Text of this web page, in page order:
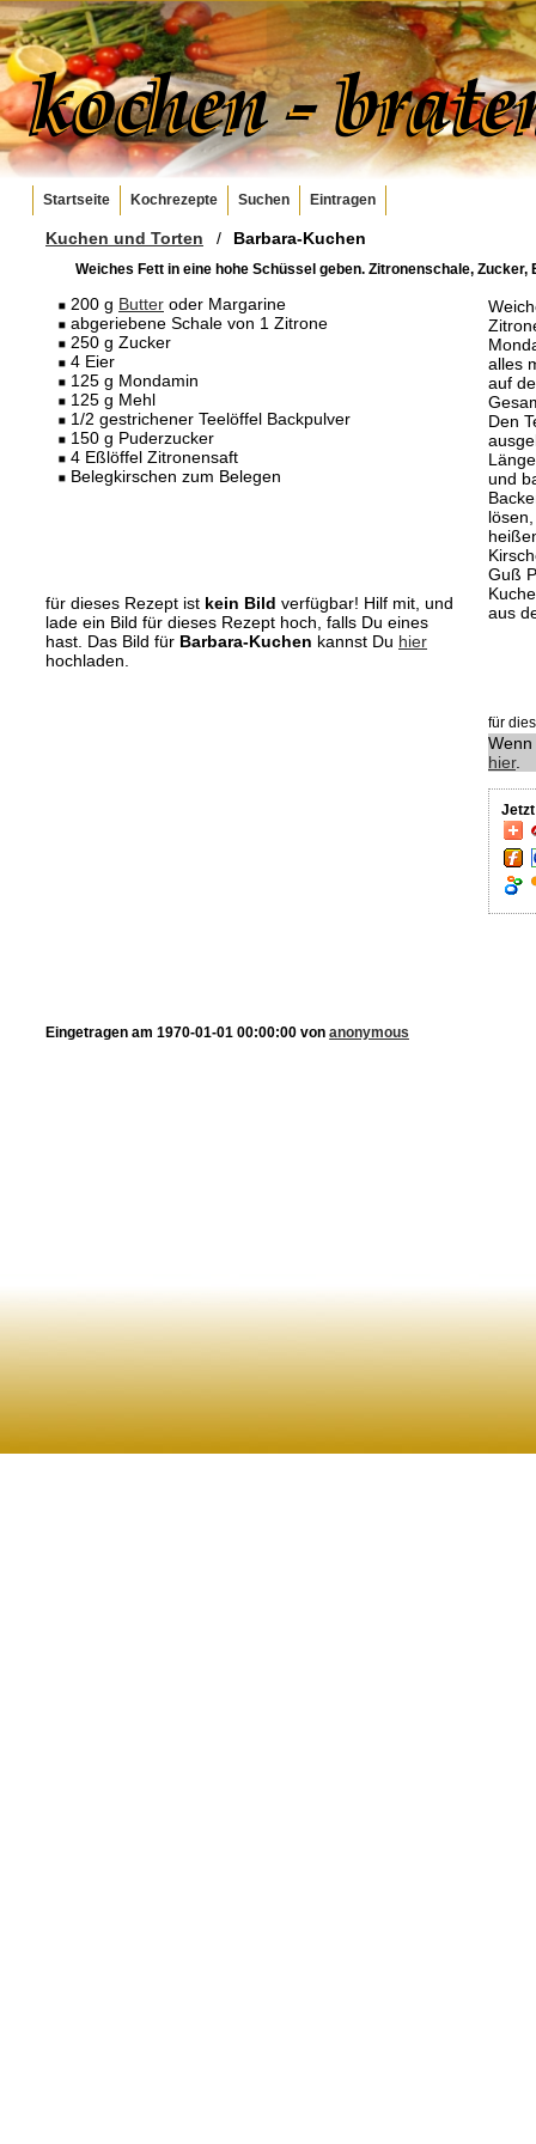
Startseite Kochrezepte Suchen Eintragen
Kuchen und Torten / Barbara-Kuchen
Weiches Fett in eine hohe Schüssel geben. Zitronenschale,
200 g Butter oder Margarine
abgeriebene Schale von 1 Zitrone
250 g Zucker
4 Eier
125 g Mondamin
125 g Mehl
1/2 gestrichener Teelöffel Backpulver
150 g Puderzucker
4 Eßlöffel Zitronensaft
Belegkirschen zum Belegen
für dieses Rezept ist kein Bild verfügbar! Hilf mit, und
lade ein Bild für dieses Rezept hoch, falls Du eines
hast. Das Bild für Barbara-Kuchen kannst Du hier
hochladen.
alles
auf
Den
und
Guß
aus
für
hier.
Eingetragen am 1970-01-01 00:00:00 von anonymous